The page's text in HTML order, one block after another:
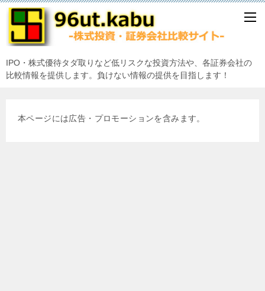
IPO・株式優待タダ取りなど低リスクな投資方法や、各証券会社の
比較情報を提供します。負けない情報の提供を目指します！
本ページには広告・プロモーションを含みます。